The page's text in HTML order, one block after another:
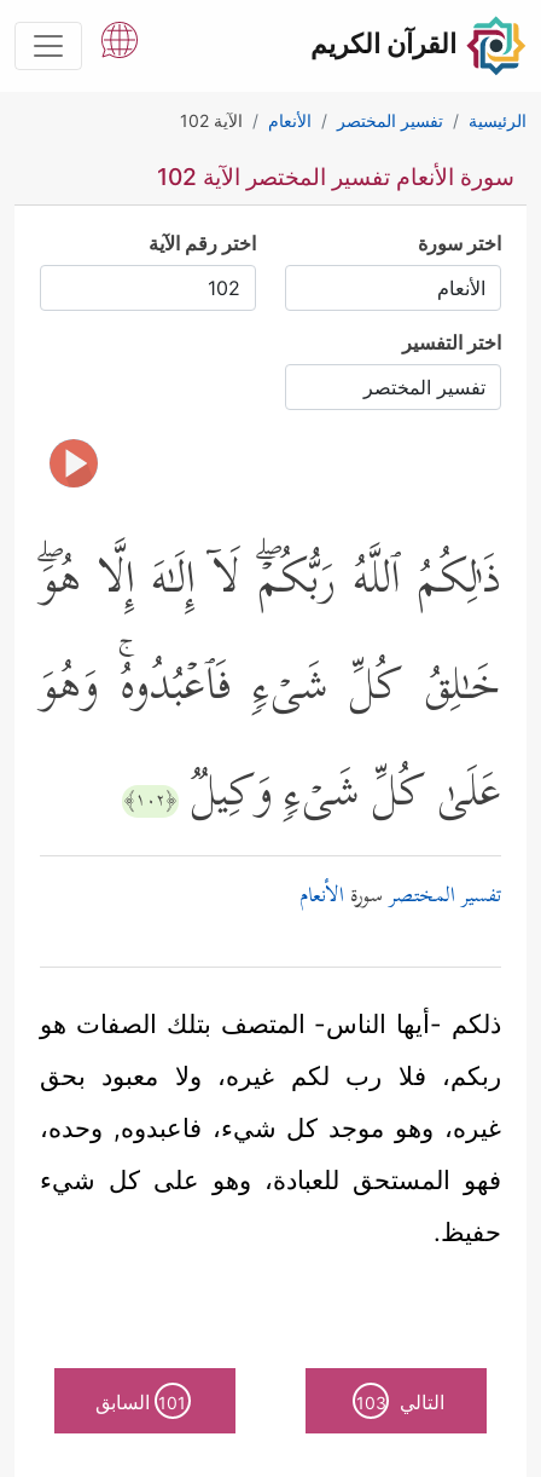
القرآن الكريم
الرئيسية تفسير المختصر الأنعام الآية 102
سورة الأنعام تفسير المختصر الآية 102
اختر سورة اختر رقم الآية
اختر التفسير
ذَ ٰ⁠لِكُمُ ٱللَّهُ رَبُّكُمۡۖ لَاۤ إِلَـٰهَ إِلَّا هُوَۖ
خَـٰلِقُ كُلِّ شَیۡءࣲ فَٱعۡبُدُوهُۚ وَهُوَ
عَلَىٰ كُلِّ شَیۡءࣲ وَكِیلࣱ ﴿١٠٢﴾
تفسير المختصرسورة الأنعام
ذلكم -أيها الناس- المتصف بتلك الصفات هو
ربكم، فلا رب لكم غيره، ولا معبود بحق
غيره، وهو موجد كل شيء، فاعبدوه, وحده،
فهو المستحق للعبادة، وهو على كل شيء
حفيظ.
التالي 103
101 السابق